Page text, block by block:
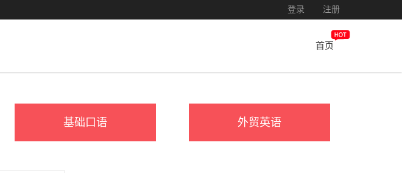
登录 注册
首页
基础口语 外贸英语